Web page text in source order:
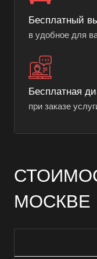
Бесплатный
в удобное для
Бесплатная
при заказе
МОСКВЕ